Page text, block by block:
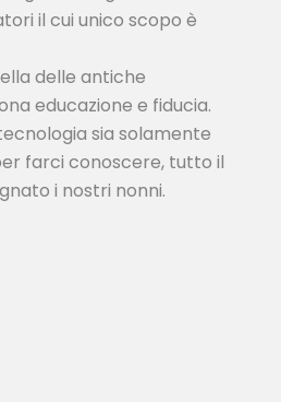
il cui unico scopo è
delle antiche
educazione e fiducia.
sia solamente
farci conoscere, tutto il
i nostri nonni.